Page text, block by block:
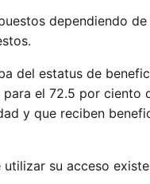
dependiendo
del estatus de
el 72.5 por
y que reciben
su acceso